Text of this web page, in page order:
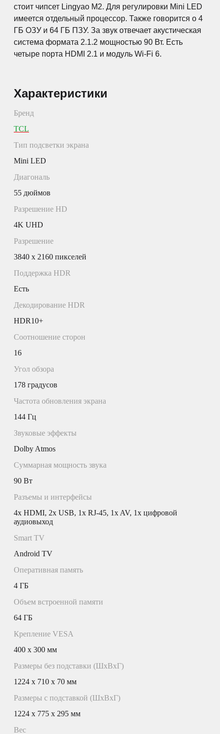
стоит чипсет Lingyao M2. Для регулировки Mini LED
имеется отдельный процессор. Также говорится о 4
ГБ ОЗУ и 64 ГБ ПЗУ. За звук отвечает акустическая
система формата 2.1.2 мощностью 90 Вт. Есть
четыре порта HDMI 2.1 и модуль Wi-Fi 6.
Характеристики
Бренд
TCL
Тип подсветки экрана
Mini LED
Диагональ
55 дюймов
Разрешение HD
4K UHD
Разрешение
3840 x 2160 пикселей
Поддержка HDR
Есть
Декодирование HDR
HDR10+
Соотношение сторон
16
Угол обзора
178 градусов
Частота обновления экрана
144 Гц
Звуковые эффекты
Dolby Atmos
Суммарная мощность звука
90 Вт
Разъемы и интерфейсы
4x HDMI, 2x USB, 1x RJ-45, 1x AV, 1x цифровой
аудиовыход
Smart TV
Android TV
Оперативная память
4 ГБ
Объем встроенной памяти
64 ГБ
Крепление VESA
400 x 300 мм
Размеры без подставки (ШxВxГ)
1224 x 710 x 70 мм
Размеры с подставкой (ШxВxГ)
1224 x 775 x 295 мм
Вес